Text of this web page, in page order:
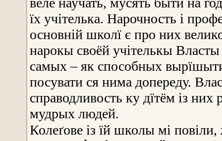
їх учітелька. Нарочность і
основній школї є про них
нарокы своёй учітелькы
самых – як способных
посувати ся нима допереду.
справодливость ку дїтём із
мудрых людей.
Колеґове із їй школы мі